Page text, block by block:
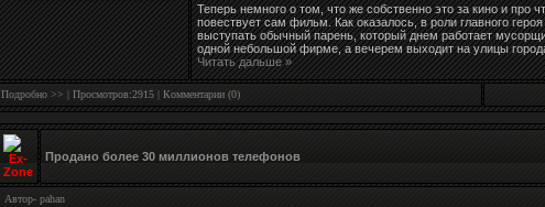
Теперь немного о том, что же собственно это за кино и про
повествует сам фильм. Как оказалось, в роли главного героя
выступать обычный парень, который днем работает
одной небольшой фирме, а вечерем выходит на улицы
Читать дальше »
Подробно >> | Просмотров:2915 | Комментарии (0)
Продано более 30 миллионов телефонов
Автор- pahan